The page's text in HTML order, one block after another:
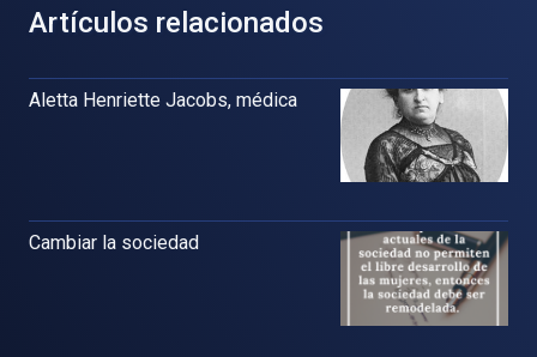
Artículos relacionados
Aletta Henriette Jacobs, médica
Cambiar la sociedad